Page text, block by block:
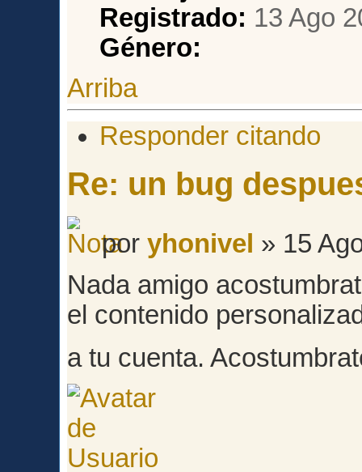
Registrado: 13 Ago
Género:
Arriba
Responder citando
Re: un bug
poryhonivel » 15
Nada amigo
el contenido
a tu cuenta.